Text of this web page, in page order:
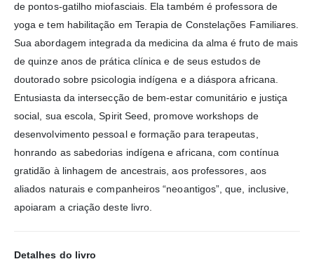
de pontos-gatilho miofasciais. Ela também é professora de
yoga e tem habilitação em Terapia de Constelações Familiares.
Sua abordagem integrada da medicina da alma é fruto de mais
de quinze anos de prática clínica e de seus estudos de
doutorado sobre psicologia indígena e a diáspora africana.
Entusiasta da intersecção de bem-estar comunitário e justiça
social, sua escola, Spirit Seed, promove workshops de
desenvolvimento pessoal e formação para terapeutas,
honrando as sabedorias indígena e africana, com contínua
gratidão à linhagem de ancestrais, aos professores, aos
aliados naturais e companheiros “neoantigos”, que, inclusive,
apoiaram a criação deste livro.
Detalhes do livro